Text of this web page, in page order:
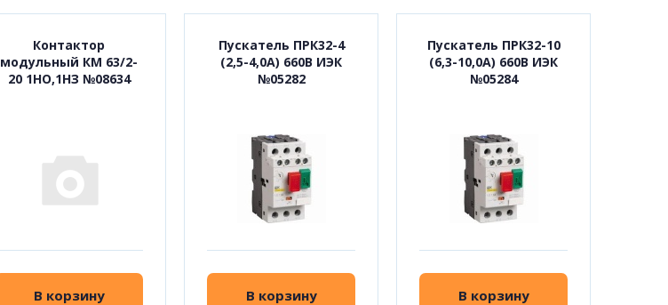
Контактор
модульный КМ 63/2-
20 1НО,1НЗ №08634
В корзину
Пускатель ПРК32-4
(2,5-4,0А) 660В ИЭК
№05282
В корзину
Пускатель ПРК32-10
(6,3-10,0А) 660В ИЭК
№05284
В корзину